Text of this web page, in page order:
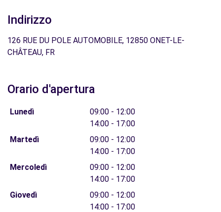
Indirizzo
126 RUE DU POLE AUTOMOBILE, 12850 ONET-LE-
CHÂTEAU, FR
Orario d'apertura
Lunedì
09:00 - 12:00
14:00 - 17:00
Martedì
09:00 - 12:00
14:00 - 17:00
Mercoledì
09:00 - 12:00
14:00 - 17:00
Giovedì
09:00 - 12:00
14:00 - 17:00